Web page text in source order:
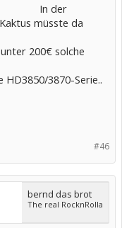
spiele auf
1280x1024
mit
AA, AF und
s auf
Anschlag...
Größe
anzuzeigen.
In der
müsste da
200€ solche
3870-Serie..
#46
bernd das brot
The real RocknRolla